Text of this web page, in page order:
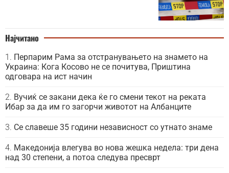
Најчитано
Перпарим Рама за отстранувањето на знамето на
Украина: Кога Косово не се почитува, Приштина
одговара на ист начин
Вучиќ се закани дека ќе го смени текот на реката
Ибар за да им го загорчи животот на Албанците
Се славеше 35 години независност со утнато знаме
Македонија влегува во нова жешка недела: три дена
над 30 степени, а потоа следува пресврт